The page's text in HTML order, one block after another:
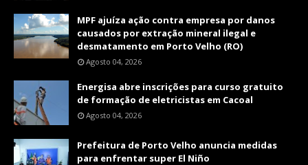
MPF ajuíza ação contra empresa por danos
causados por extração mineral ilegal e
desmatamento em Porto Velho (RO)
Agosto 04, 2026
Energisa abre inscrições para curso gratuito
de formação de eletricistas em Cacoal
Agosto 04, 2026
Prefeitura de Porto Velho anuncia medidas
para enfrentar super El Niño